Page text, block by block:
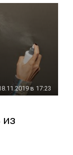
в 17:23
из